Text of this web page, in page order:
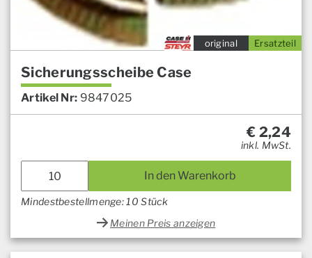
Ersatzteil
original
Sicherungsscheibe Case
Artikel Nr: 9847025
€ 2,24
inkl. MwSt.
In den Warenkorb
Mindestbestellmenge: 10 Stück
Meinen Preis anzeigen